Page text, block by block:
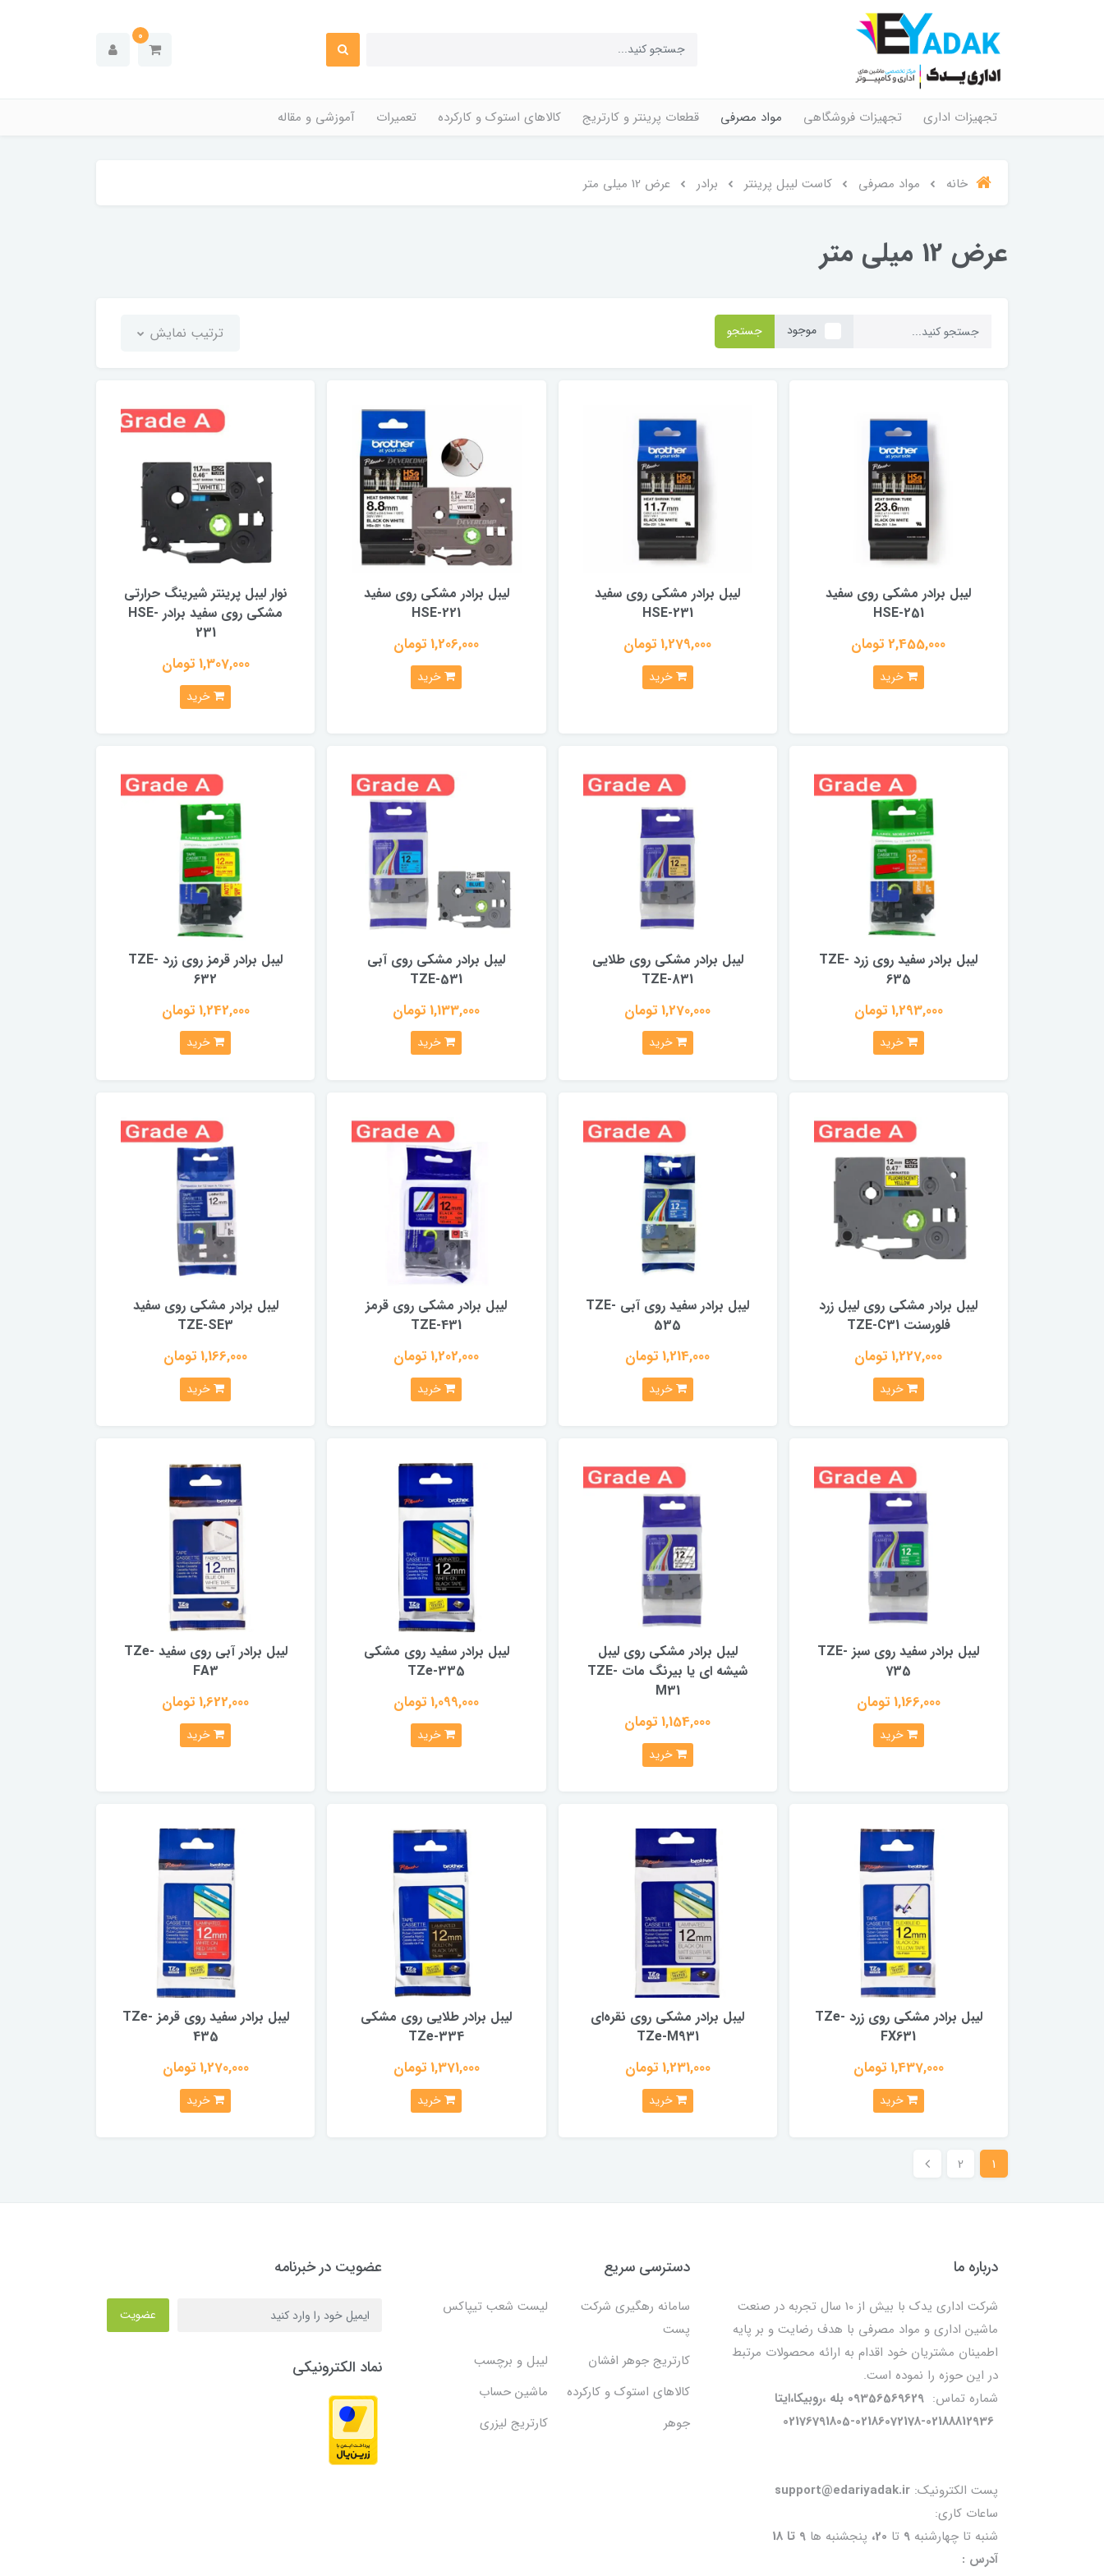
0
تجهیزات اداری تجهیزات فروشگاهی مواد مصرفی قطعات پرینتر و کارتریج کالاهای استوک و کارکرده تعمیرات آموزشی و مقاله
خانه مواد مصرفی کاست لیبل پرینتر برادر عرض 12 میلی متر
عرض 12 میلی متر
موجود جستجو ترتیب نمایش
لیبل برادر مشکی روی سفید
HSE-251
2,455,000 تومان
خرید
لیبل برادر مشکی روی سفید
HSE-231
1,279,000 تومان
خرید
لیبل برادر مشکی روی سفید
HSE-221
1,206,000 تومان
خرید
نوار لیبل پرینتر شیرینگ حرارتی
مشکی روی سفید برادر HSE-
231
1,307,000 تومان
خرید
لیبل برادر سفید روی زرد TZE-
635
1,293,000 تومان
خرید
لیبل برادر مشکی روی طلایی
TZE-831
1,270,000 تومان
خرید
لیبل برادر مشکی روی آبی
TZE-531
1,133,000 تومان
خرید
لیبل برادر قرمز روی زرد TZE-
632
1,242,000 تومان
خرید
لیبل برادر مشکی روی لیبل زرد
فلورسنت TZE-C31
1,227,000 تومان
خرید
لیبل برادر سفید روی آبی TZE-
535
1,214,000 تومان
خرید
لیبل برادر مشکی روی قرمز
TZE-431
1,202,000 تومان
خرید
لیبل برادر مشکی روی سفید
TZE-SE3
1,166,000 تومان
خرید
لیبل برادر سفید روی سبز TZE-
735
1,166,000 تومان
خرید
لیبل برادر مشکی روی لیبل
شیشه ای یا بیرنگ مات TZE-
M31
1,154,000 تومان
خرید
لیبل برادر سفید روی مشکی
TZe-335
1,099,000 تومان
خرید
لیبل برادر آبی روی سفید TZe-
FA3
1,622,000 تومان
خرید
لیبل برادر مشکی روی زرد TZe-
FX631
1,437,000 تومان
خرید
لیبل برادر مشکی روی نقره‌ای
TZe-M931
1,231,000 تومان
خرید
لیبل برادر طلایی روی مشکی
TZe-334
1,371,000 تومان
خرید
لیبل برادر سفید روی قرمز TZe-
435
1,270,000 تومان
خرید
1
2
درباره ما
شرکت اداری یدک با بیش از 10 سال تجربه در صنعت
ماشین اداری و مواد مصرفی با هدف رضایت و بر پایه
اطمینان مشتریان خود اقدام به ارائه محصولات مرتبط
در این حوزه را نموده است.
شماره تماس:09356569629 بله ،روبیکا،ایتا
02176791805-02186072178-02188812936
پست الکترونیک: support@edariyadak.ir
ساعات کاری:
شنبه تا چهارشنبه9 تا 20، پنجشنبه ها 9 تا 18
آدرس :
دسترسی سریع
سامانه رهگیری شرکت
پست
لیست شعب تیپاکس
کارتریج جوهر افشان
لیبل و برچسب
کالاهای استوک و کارکرده
ماشین حساب
جوهر
کارتریج لیزری
عضویت در خبرنامه
عضویت
نماد الکترونیکی